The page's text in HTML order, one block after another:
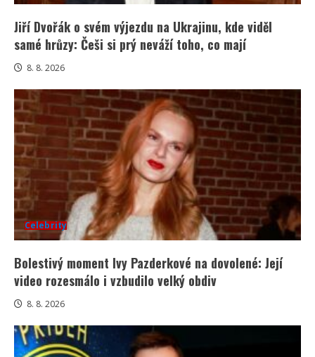
Jiří Dvořák o svém výjezdu na Ukrajinu, kde viděl
samé hrůzy: Češi si prý neváží toho, co mají
8. 8. 2026
Celebrity
Bolestivý moment Ivy Pazderkové na dovolené: Její
video rozesmálo i vzbudilo velký obdiv
8. 8. 2026